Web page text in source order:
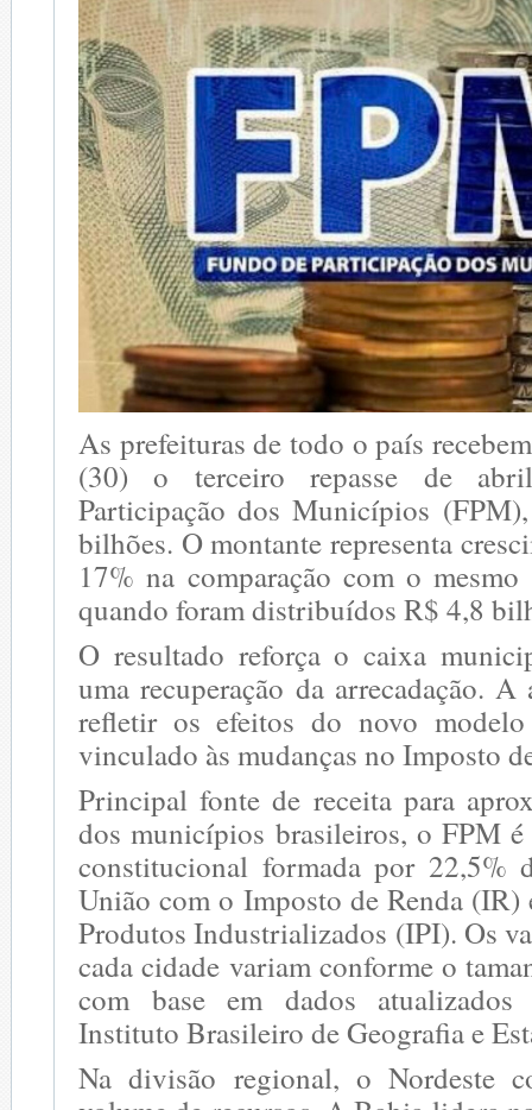
As prefeituras de todo o país
(30) o terceiro repasse de
Participação dos Municípios
bilhões. O montante representa
17% na comparação com o
quando foram distribuídos R$ 4,8
O resultado reforça o caixa
uma recuperação da arrecadação.
refletir os efeitos do novo modelo
vinculado às mudanças no Imposto
Principal fonte de receita para
dos municípios brasileiros, o FPM é
constitucional formada por 22,5%
União com o Imposto de Renda (IR)
Produtos Industrializados (IPI). Os
cada cidade variam conforme o
com base em dados atualizados
Instituto Brasileiro de Geografia e
Na divisão regional, o Nordeste